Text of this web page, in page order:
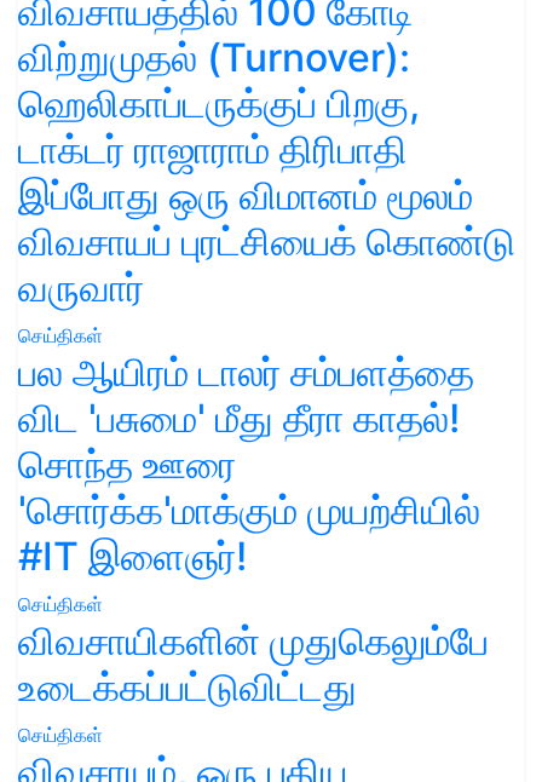
விவசாயத்தில் 100 கோடி
விற்றுமுதல் (Turnover):
ஹெலிகாப்டருக்குப் பிறகு,
டாக்டர் ராஜாராம் திரிபாதி
இப்போது ஒரு விமானம் மூலம்
விவசாயப் புரட்சியைக் கொண்டு
வருவார்
செய்திகள்
பல ஆயிரம் டாலர் சம்பளத்தை
விட 'பசுமை' மீது தீரா காதல்!
சொந்த ஊரை
'சொர்க்க'மாக்கும் முயற்சியில்
#IT இளைஞர்!
செய்திகள்
விவசாயிகளின் முதுகெலும்பே
உடைக்கப்பட்டுவிட்டது
செய்திகள்
விவசாயம், ஒரு புதிய